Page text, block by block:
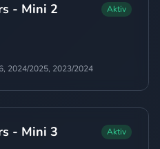
- Mini 2 Aktiv
2024/2025, 2023/2024
- Mini 3 Aktiv